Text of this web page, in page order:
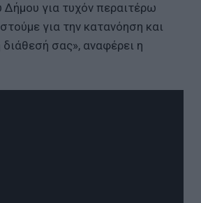
Δήμου για τυχόν περαιτέρω
για την κατανόηση και
σας», αναφέρει η